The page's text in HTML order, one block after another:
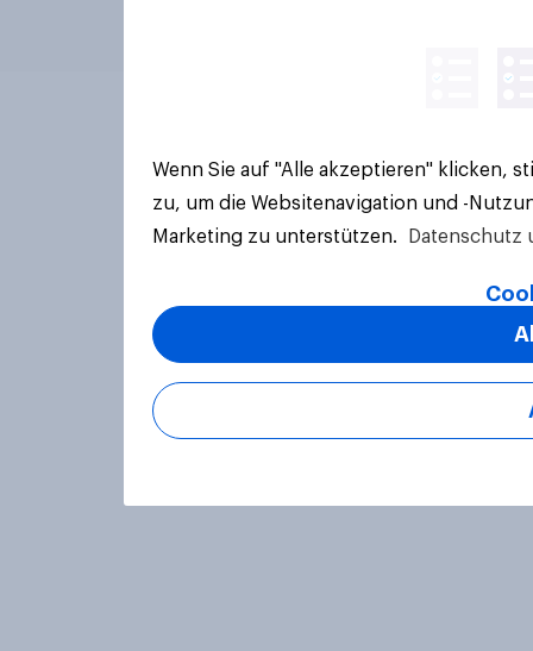
Wenn Sie auf "Alle akzeptieren" klicken,
zu, um die Websitenavigation und -
Marketing zu unterstützen.
Datenschutz